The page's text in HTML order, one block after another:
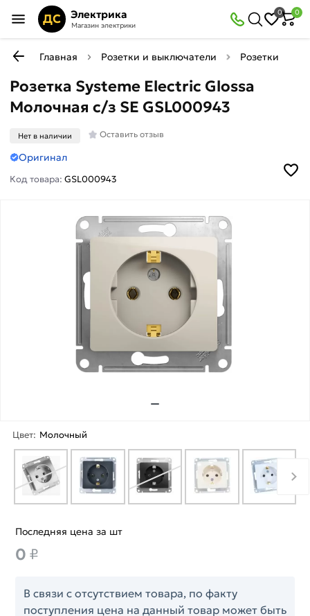
ДС Электрика
Магазин электрики
0 0
Главная Розетки и выключатели Розетки
Розетка Systeme Electric Glossa
Молочная с/з SE GSL000943
Нет в наличии Оставить отзыв
Оригинал
Код товара:GSL000943
Цвет: Молочный
Последняя цена за шт
0 ₽
В связи с отсутствием товара, по факту
поступления цена на данный товар может быть